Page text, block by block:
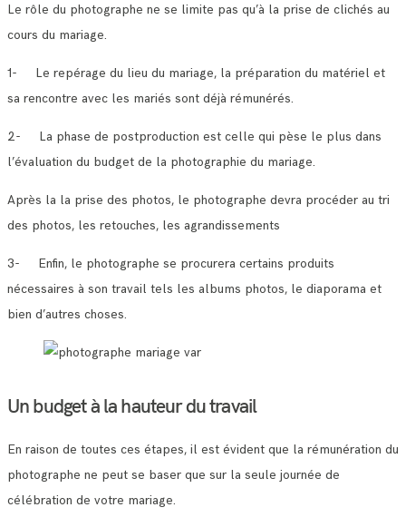
Le rôle du photographe ne se limite pas qu’à la prise de clichés au
cours du mariage.
1- Le repérage du lieu du mariage, la préparation du matériel et
sa rencontre avec les mariés sont déjà rémunérés.
2- La phase de postproduction est celle qui pèse le plus dans
l’évaluation du budget de la photographie du mariage.
Après la la prise des photos, le photographe devra procéder au tri
des photos, les retouches, les agrandissements
3- Enfin, le photographe se procurera certains produits
nécessaires à son travail tels les albums photos, le diaporama et
bien d’autres choses.
Un budget à la hauteur du travail
En raison de toutes ces étapes, il est évident que la rémunération du
photographe ne peut se baser que sur la seule journée de
célébration de votre mariage.